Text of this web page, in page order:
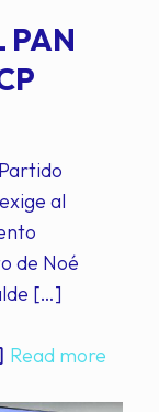
PAN
al
de Noé
[…]
Read more